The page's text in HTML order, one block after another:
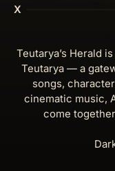
X
Teutarya’s Herald
Teutarya — a
songs,
cinematic music,
come